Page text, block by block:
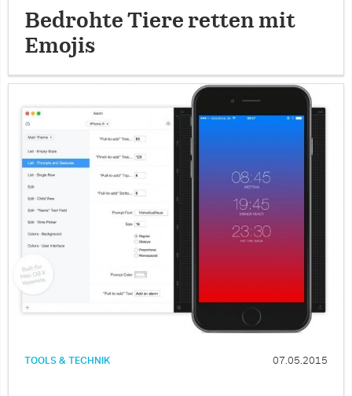
Bedrohte Tiere retten mit
Emojis
TOOLS & TECHNIK 07.05.2015